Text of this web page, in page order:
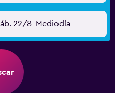
22/8 Mediodía